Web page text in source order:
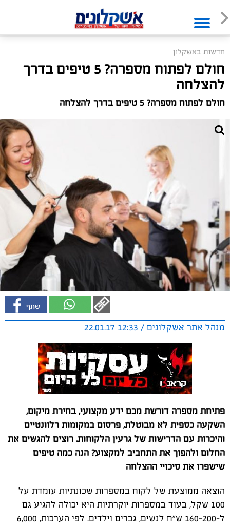
חדשות באשקלון
חולם לפתוח מספרה? 5 טיפים בדרך
להצלחה
חולם לפתוח מספרה? 5 טיפים בדרך להצלחה
מנהל אתר אשקלונים / 12:33 22.01.17
פתיחת מספרה דורשת מכם ידע מקצועי, בחירת מיקום,
השקעה כספית לא מבוטלת, פרסום במקומות רלוונטיים
והיכרות עם הדרישות של גרעין הלקוחות. רוצים להגשים את
החלום ולהפוך את התחביב למקצוע? הנה כמה טיפים
שישפרו את סיכויי ההצלחה
הוצאה ממוצעת של לקוח במספרות שכונתיות עומדת על
100 שקל, בעוד במספרות יוקרתיות היא יכולה להגיע גם
ל-160-200 ש"ח לנשים, גברים וילדים. לפי הערכות, 6,000